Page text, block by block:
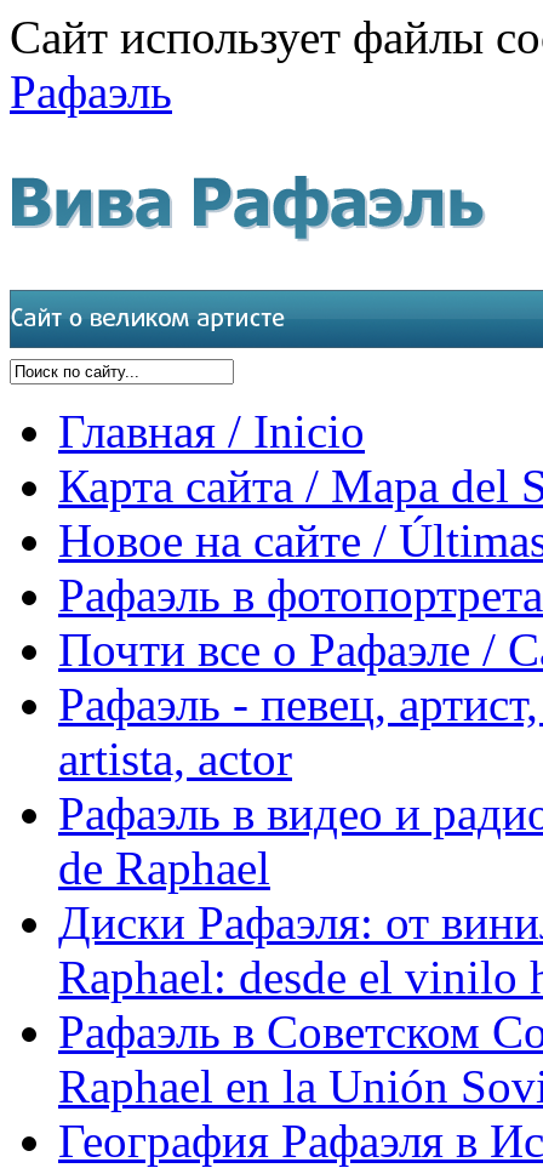
Сайт использует файлы
Рафаэль
Главная / Inicio
Карта сайта / Mapa del
Новое на сайте /
Рафаэль в
Почти все о Рафаэле /
Рафаэль - певец,
artista, actor
Рафаэль в видео и
de Raphael
Диски Рафаэля: от
Raphael: desde el vinilo
Рафаэль в Советском
Raphael en la Unión
География Рафаэля в